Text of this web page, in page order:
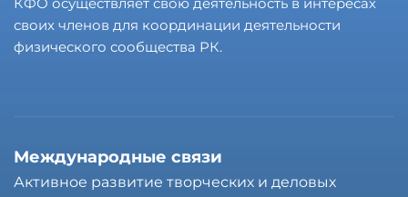
своих членов для координации деятельности
физического сообщества РК.
Международные связи
Активное развитие творческих и деловых